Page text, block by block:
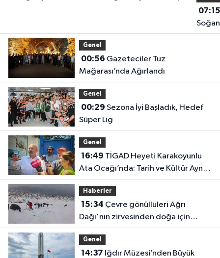
07:15
Soğan
yüklü
çıktı
Genel
00:56
Mağarası’nda Ağırlandı
Genel
00:29
Süper Lig
Genel
16:49
Ata Ocağı’nda: Tarih ve Kültür Aynı
Çatı Altında Buluştu
Haberler
15:34
Dağı'nın zirvesinden doğa için
seslendi
Genel
14:37